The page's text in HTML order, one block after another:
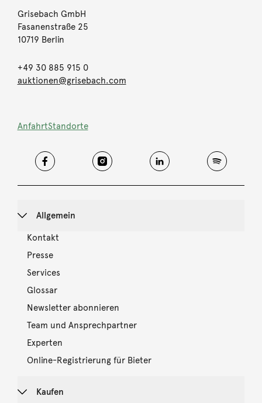
Grisebach GmbH
Fasanenstraße 25
10719 Berlin
+49 30 885 915 0
auktionen@grisebach.com
AnfahrtStandorte
Allgemein
Kontakt
Presse
Services
Glossar
Newsletter abonnieren
Team und Ansprechpartner
Experten
Online-Registrierung für Bieter
Kaufen